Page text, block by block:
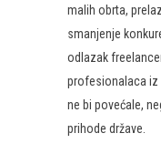
malih obrta,
smanjenje
odlazak
profesionalaca iz
ne bi povećale,
prihode države.